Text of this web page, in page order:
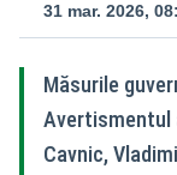
31 mar. 2026,
Măsurile
Avertismentul
Cavnic,